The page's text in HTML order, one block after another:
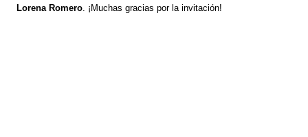
Lorena Romero. ¡Muchas gracias por la invitación!